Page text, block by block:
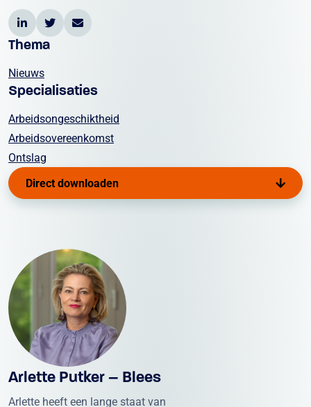
Thema
Nieuws
Specialisaties
Arbeids­ongeschiktheid
Arbeidsovereenkomst
Ontslag
Direct downloaden
Arlette Putker – Blees
Arlette heeft een lange staat van